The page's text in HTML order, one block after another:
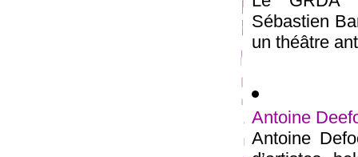
Sébastien
un théâtre
Antoine
Antoine